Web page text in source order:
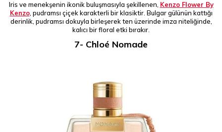
Iris ve menekşenin ikonik buluşmasıyla şekillenen, Kenzo Flower By
Kenzo, pudramsı çiçek karakterli bir klasiktir. Bulgar gülünün kattığı
derinlik, pudramsı dokuyla birleşerek ten üzerinde imza niteliğinde,
kalıcı bir floral etki bırakır.
7- Chloé Nomade